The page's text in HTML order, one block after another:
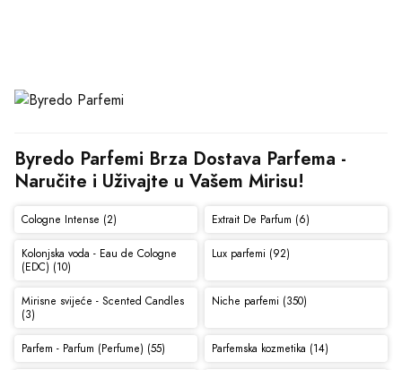
Byredo Parfemi Brza Dostava Parfema -
Naručite i Uživajte u Vašem Mirisu!
Cologne Intense (2) Extrait De Parfum (6)
Kolonjska voda - Eau de Cologne
(EDC) (10)
Lux parfemi (92)
Mirisne svijeće - Scented Candles
(3)
Niche parfemi (350)
Parfem - Parfum (Perfume) (55) Parfemska kozmetika (14)